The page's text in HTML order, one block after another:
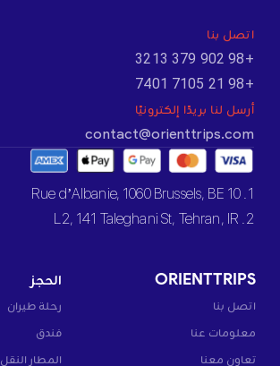
اتصل بنا
+98 902 379 3213
+98 21 7105 7401
أرسل لنا بريدًا إلكترونيًا
contact@orienttrips.com
1. 10 Rue d’Albanie, 1060 Brussels, BE
2. L2, 141 Taleghani St, Tehran, IR
ORIENTTRIPS
اتصل بنا
معلومات عنا
تعاون معنا
الحجز
رحلة طيران
فندق
المطار النقل